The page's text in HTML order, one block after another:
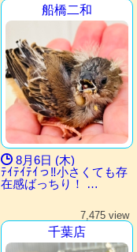
船橋二和
8月6日 (木)
ﾃｲﾃｲﾃｲっ‼︎小さくても存
在感ばっちり！ …
7,475 view
千葉店